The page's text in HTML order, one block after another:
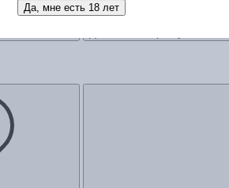
Да, мне есть 18 лет